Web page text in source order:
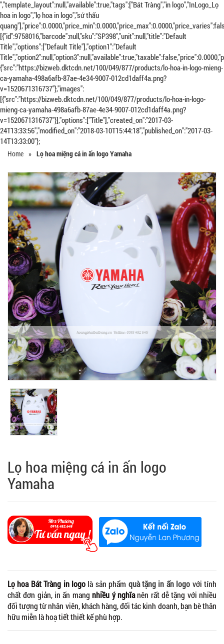
","template_layout":null,"available":true,"tags":["Bát Tràng","in logo","InLogo_Lọ
hoa in logo","lọ hoa in logo","sứ thấu
[{"id":9758016,"barcode":null,"sku":"SP398","unit":null,"title":"Default
Title","options":["Default Title"],"option1":"Default
{"src":"https://bizweb.dktcdn.net/100/049/877/products/lo-hoa-in-logo-mieng-
ca-yamaha-498a6afb-87ae-4e34-9007-012cd1daff4a.png?
v=1520671316737"},"images":
[{"src":"https://bizweb.dktcdn.net/100/049/877/products/lo-hoa-in-logo-
mieng-ca-yamaha-498a6afb-87ae-4e34-9007-012cd1daff4a.png?
v=1520671316737"}],"options":["Title"],"created_on":"2017-03-
24T13:33:56","modified_on":"2018-03-10T15:44:18","published_on":"2017-03-
14T13:33:00"};
Home » Lọ hoa miệng cá in ấn logo Yamaha
Lọ hoa miệng cá in ấn logo
Yamaha
Lọ hoa Bát Tràng in logo là sản phẩm quà tặng in ấn logo với tính
chất đơn giản, in ấn mangnhiều ý nghĩanên rất dễ tặng với nhiều
đối tượng từ nhân viên, khách hàng, đối tác kinh doanh, bạn bè thân
hữu miễn là hoạ tiết thiết kế phù hợp.